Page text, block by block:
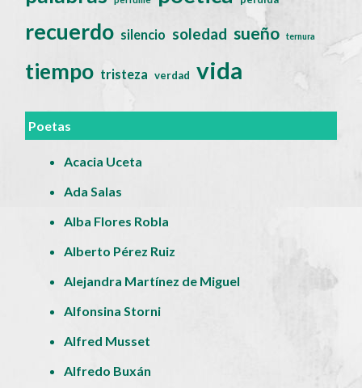
recuerdo silencio soledad sueño ternura
tiempo tristeza verdad vida
Poetas
Acacia Uceta
Ada Salas
Alba Flores Robla
Alberto Pérez Ruiz
Alejandra Martínez de Miguel
Alfonsina Storni
Alfred Musset
Alfredo Buxán